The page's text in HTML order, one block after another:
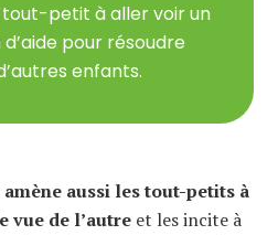
petit à aller voir un
pour résoudre
enfants.
amène aussi les tout-petits à
vue de l’autre et les incite à